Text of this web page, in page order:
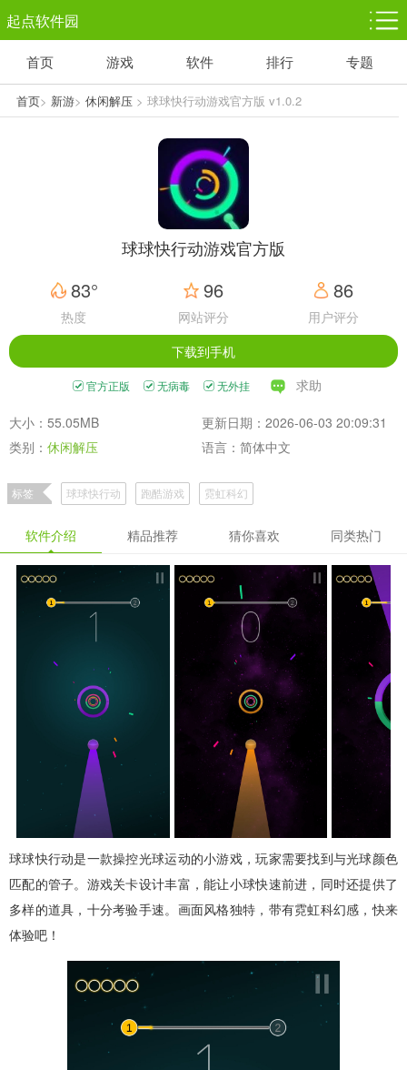
起点软件园
塔防游戏
1千+款游戏
休闲益智
1万+款游戏
体育竞技
5百+款游戏
赛车竞速
3百+款游戏
首页 游戏 软件 排行 专题
首页> 新游> 休闲解压> 球球快行动游戏官方版 v1.0.2
球球快行动游戏官方版
83°
热度
96
网站评分
86
用户评分
下载到手机
官方正版 无病毒 无外挂 求助
大小：55.05MB
更新日期：2026-06-03 20:09:31
类别： 休闲解压 语言：简体中文
标签 球球快行动 跑酷游戏 霓虹科幻
软件介绍 精品推荐 猜你喜欢 同类热门
球球快行动是一款操控光球运动的小游戏，玩家需要找到与光球颜色
匹配的管子。游戏关卡设计丰富，能让小球快速前进，同时还提供了
多样的道具，十分考验手速。画面风格独特，带有霓虹科幻感，快来
体验吧！